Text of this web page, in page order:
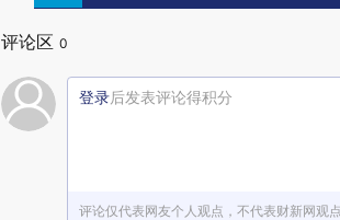
评论区 0
登录后发表评论得积分
评论仅代表网友个人观点，不代表财新网观点